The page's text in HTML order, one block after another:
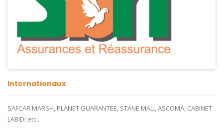
Internationaux
SAFCAR MARSH, PLANET GUARANTEE, STANE MALI, ASCOMA, CABINET
LABIDI etc...